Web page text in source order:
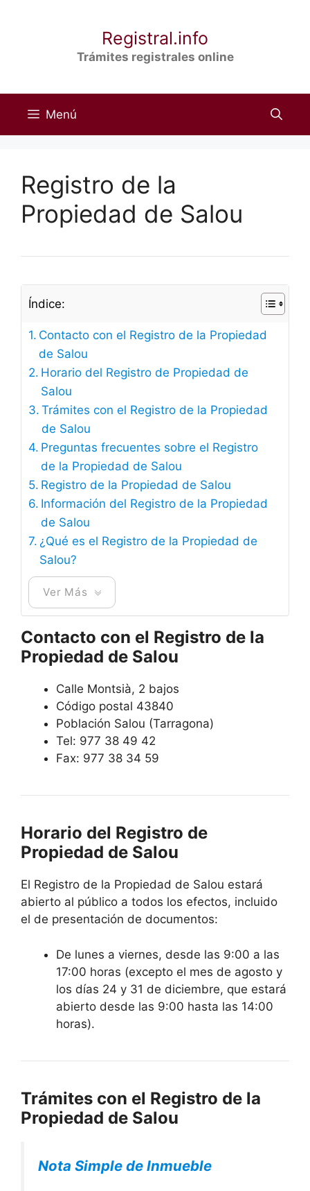
Registral.info
Trámites registrales online
Menú
Registro de la
Propiedad de Salou
Índice:
Contacto con el Registro de la Propiedad
de Salou
Horario del Registro de Propiedad de
Salou
Trámites con el Registro de la Propiedad
de Salou
Preguntas frecuentes sobre el Registro
de la Propiedad de Salou
Registro de la Propiedad de Salou
Información del Registro de la Propiedad
de Salou
¿Qué es el Registro de la Propiedad de
Salou?
Ver Más
Contacto con el Registro de la
Propiedad de Salou
Calle Montsià, 2 bajos
Código postal 43840
Población Salou (Tarragona)
Tel: 977 38 49 42
Fax: 977 38 34 59
Horario del Registro de
Propiedad de Salou
El Registro de la Propiedad de Salou estará
abierto al público a todos los efectos, incluido
el de presentación de documentos:
De lunes a viernes, desde las 9:00 a las
17:00 horas (excepto el mes de agosto y
los días 24 y 31 de diciembre, que estará
abierto desde las 9:00 hasta las 14:00
horas).
Trámites con el Registro de la
Propiedad de Salou
Nota Simple de Inmueble